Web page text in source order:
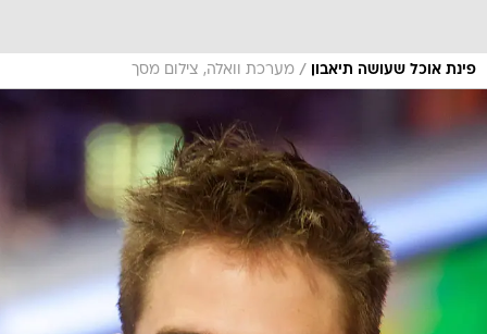
פינת אוכל שעושה תיאבון / מערכת וואלה, צילום מסך